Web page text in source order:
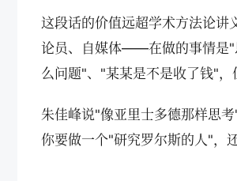
这段话的价值远超学术方法论讲
论员、自媒体——在做的事情是"
么问题"、"某某是不是收了钱"，
朱佳峰说"像亚里士多德那样思
你要做一个"研究罗尔斯的人"，